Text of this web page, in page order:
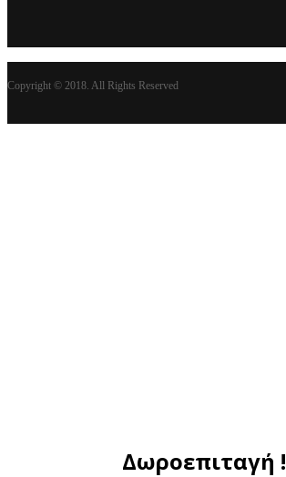
Copyright © 2018. All Rights Reserved
Δωροεπιταγή !